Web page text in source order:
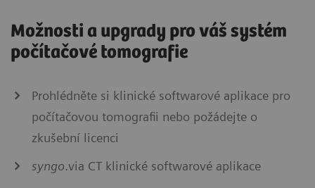
Možnosti a upgrady pro váš systém
počítačové tomografie
Prohlédněte si klinické softwarové aplikace pro
počítačovou tomografii nebo požádejte o
zkušební licenci
syngo.via CT klinické softwarové aplikace